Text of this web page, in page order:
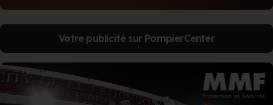
Votre publicité sur PompierCenter